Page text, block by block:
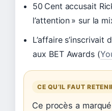
50 Cent accusait
l’attention » sur la
L’affaire
aux BET Awards (
CE QU’IL FAUT
Ce procès a